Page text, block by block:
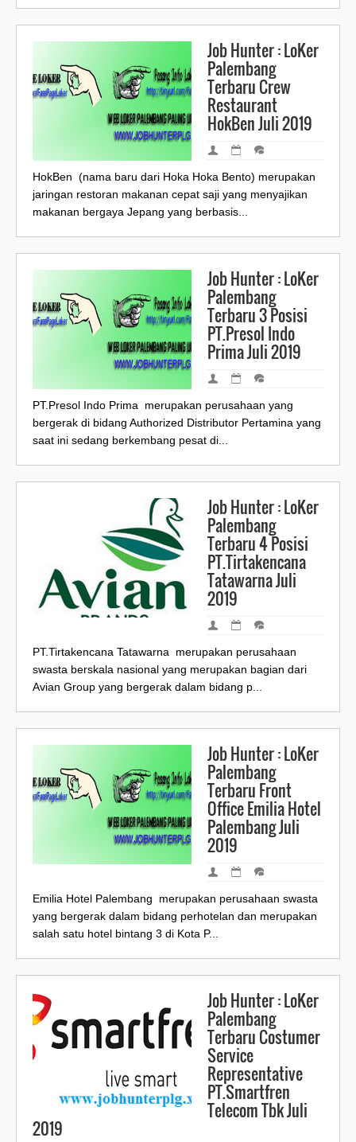
Job Hunter : LoKer
Palembang
Terbaru Crew
Restaurant
HokBen Juli 2019
HokBen (nama baru dari Hoka Hoka Bento) merupakan
jaringan restoran makanan cepat saji yang menyajikan
makanan bergaya Jepang yang berbasis...
Job Hunter : LoKer
Palembang
Terbaru 3 Posisi
PT.Presol Indo
Prima Juli 2019
PT.Presol Indo Prima merupakan perusahaan yang
bergerak di bidang Authorized Distributor Pertamina yang
saat ini sedang berkembang pesat di...
Job Hunter : LoKer
Palembang
Terbaru 4 Posisi
PT.Tirtakencana
Tatawarna Juli
2019
PT.Tirtakencana Tatawarna merupakan perusahaan
swasta berskala nasional yang merupakan bagian dari
Avian Group yang bergerak dalam bidang p...
Job Hunter : LoKer
Palembang
Terbaru Front
Office Emilia Hotel
Palembang Juli
2019
Emilia Hotel Palembang merupakan perusahaan swasta
yang bergerak dalam bidang perhotelan dan merupakan
salah satu hotel bintang 3 di Kota P...
Job Hunter : LoKer
Palembang
Terbaru Costumer
Service
Representative
PT.Smartfren
Telecom Tbk Juli
2019